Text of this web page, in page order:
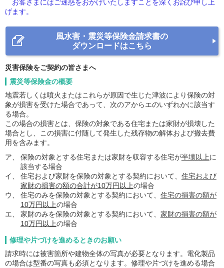
お客さまにはご迷惑をおかけいたしますことを深くお詫び申し上
げます。
風水害・震災等保険金請求書の
ダウンロードはこちら
災害保険をご契約の皆さまへ
震災等保険金の概要
地震若しくは噴火またはこれらが原因で生じた津波により保険の対
象が損害を受けた場合であって、次のアからエのいずれかに該当す
る場合。
この場合の損害とは、保険の対象である住宅または家財が損壊した
場合とし、この損害に付随して発生した残存物の解体および撤去費
用を含みます。
ア、
保険の対象とする住宅または家財を収容する住宅が半壊以上に
該当する場合
イ、
住宅および家財を保険の対象とする契約において、 住宅および
家財の損害の額の合計が10万円以上の場合
ウ、
住宅のみを保険の対象とする契約において、 住宅の損害の額が
10万円以上の場合
エ、
家財のみを保険の対象とする契約において、 家財の損害の額が
10万円以上の場合
修理や片づけを進めるときのお願い
請求時には被害箇所や建物全体の写真が必要となります。電化製品
の場合は型番の写真も必須となります。修理や片づけを進める場合